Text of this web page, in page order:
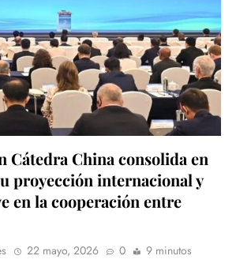
Cátedra China consolida en
proyección internacional y
en la cooperación entre
22 mayo, 2026 0
9 minutos